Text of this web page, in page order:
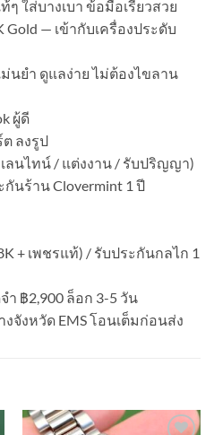
ๆ ใส่บางเบา ข้อมือเรียวสวย
Gold — เข้ากับเครื่องประดับ
นยำ ดูแลง่าย ไม่ต้องไขลาน
ผู้ดี
ลงรูป
ลนไทน์ / แต่งงาน / รับปริญญา)
กันร้าน Clovermint 1 ปี
+ เพชรแท้) / รับประกันกลไก 1
ำ ฿2,900 ล็อก 3-5 วัน
งจังหวัด EMS โอนเต็มก่อนส่ง